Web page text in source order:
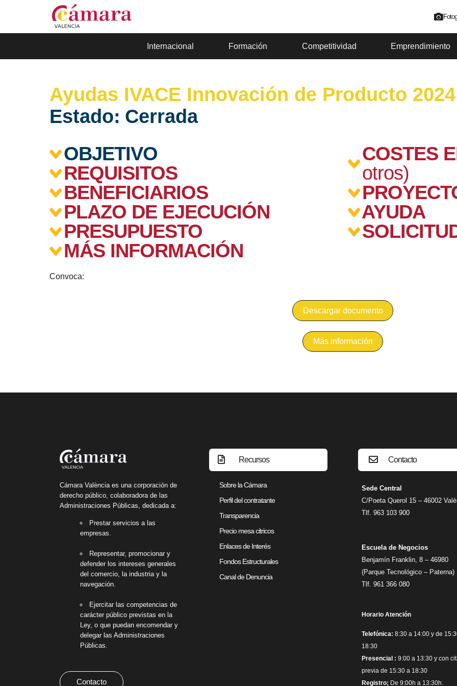
Internacional Formación Competitividad Emprendimiento
Ayudas IVACE Innovación de Producto 2024
Estado: Cerrada
OBJETIVO
REQUISITOS
BENEFICIARIOS
PLAZO DE EJECUCIÓN
PRESUPUESTO
MÁS INFORMACIÓN
COSTES
otros)
AYUDA
Convoca:
Descargar documento
Más información
Cámara València es una corporación de
derecho público, colaboradora de las
Administraciones Públicas, dedicada a:
Prestar servicios a las
empresas.
Representar, promocionar y
defender los intereses generales
del comercio, la industria y la
navegación.
Ejercitar las competencias de
carácter público previstas en la
Ley, o que puedan encomendar y
delegar las Administraciones
Públicas.
Contacto
Recursos
Sobre la Cámara
Perfil del contratante
Transparencia
Precio mesa citricos
Enlaces de Interés
Fondos Estructurales
Canal de Denuncia
Contacto
Sede Central
C/Poeta Querol 15 – 46002
Tlf. 963 103 900
Escuela de Negocios
Benjamín Franklin, 8 – 46980
(Parque Tecnológico – Paterna)
Tlf. 961 366 080
Horario Atención
Telefónica: 8:30 a 14:00 y de
18:30
Presencial : 9:00 a 13:30 y con
previa de 15:30 a 18:30
Registro; De 9:00h a 13:30h.